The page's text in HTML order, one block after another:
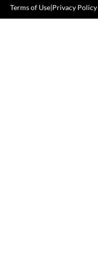
Terms of Use|Privacy Policy